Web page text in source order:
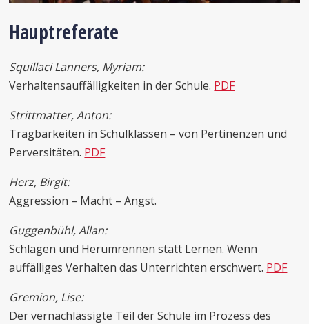
Hauptreferate
Squillaci Lanners, Myriam:
Verhaltensauffälligkeiten in der Schule. PDF
Strittmatter,Anton:
Tragbarkeiten in Schulklassen – von Pertinenzen und
Perversitäten. PDF
Herz, Birgit:
Aggression – Macht – Angst.
Guggenbühl,Allan:
Schlagen und Herumrennen statt Lernen. Wenn
auffälliges Verhalten das Unterrichten erschwert. PDF
Gremion, Lise:
Der vernachlässigte Teil der Schule im Prozess des